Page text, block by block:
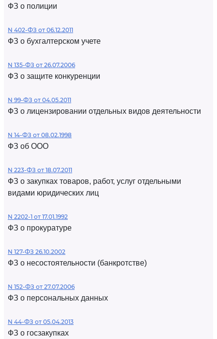
ФЗ о полиции
N 402-ФЗ от 06.12.2011
ФЗ о бухгалтерском учете
N 135-ФЗ от 26.07.2006
ФЗ о защите конкуренции
N 99-ФЗ от 04.05.2011
ФЗ о лицензировании отдельных видов деятельности
N 14-ФЗ от 08.02.1998
ФЗ об ООО
N 223-ФЗ от 18.07.2011
ФЗ о закупках товаров, работ, услуг отдельными
видами юридических лиц
N 2202-1 от 17.01.1992
ФЗ о прокуратуре
N 127-ФЗ 26.10.2002
ФЗ о несостоятельности (банкротстве)
N 152-ФЗ от 27.07.2006
ФЗ о персональных данных
N 44-ФЗ от 05.04.2013
ФЗ о госзакупках